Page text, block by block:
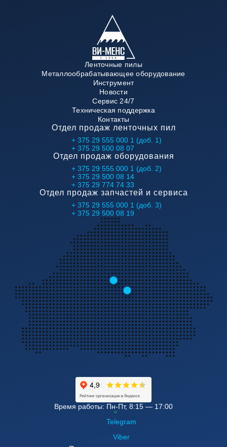
Отдел продаж ленточных пил
+ 375 29 555 000 1 (доб. 1)
+ 375 29 500 08 07
Отдел продаж оборудования
+ 375 29 555 000 1 (доб. 2)
+ 375 29 500 08 14
+ 375 29 774 74 33
Отдел продаж запчастей и сервиса
+ 375 29 555 000 1 (доб. 3)
+ 375 29 500 08 19
Ленточные пилы
Металлообрабатывающее оборудование
Инструмент
Новости
Сервис 24/7
Техническая поддержка
Контакты
Время работы: Пн-Пт, 8:15 — 17:00
Telegram
Viber